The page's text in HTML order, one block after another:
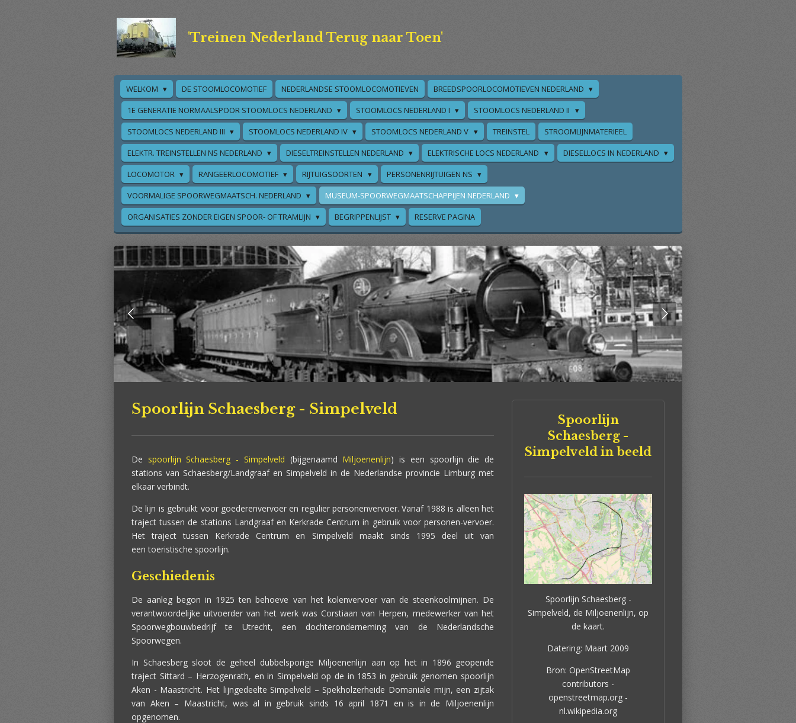
'Treinen Nederland Terug naar Toen'
WELKOM DE STOOMLOCOMOTIEF NEDERLANDSE STOOMLOCOMOTIEVEN
BREEDSPOORLOCOMOTIEVEN NEDERLAND
1E GENERATIE NORMAALSPOOR STOOMLOCS NEDERLAND
STOOMLOCS NEDERLAND I
STOOMLOCS NEDERLAND II
STOOMLOCS NEDERLAND III
STOOMLOCS NEDERLAND IV STOOMLOCS NEDERLAND V TREINSTEL
STROOMLIJNMATERIEEL
ELEKTR. TREINSTELLEN NS NEDERLAND
DIESELTREINSTELLEN NEDERLAND ELEKTRISCHE LOCS NEDERLAND
DIESELLOCS IN NEDERLAND
LOCOMOTOR
RANGEERLOCOMOTIEF RIJTUIGSOORTEN
PERSONENRIJTUIGEN NS
VOORMALIGE SPOORWEGMAATSCH. NEDERLAND
MUSEUM-SPOORWEGMAATSCHAPPIJEN NEDERLAND
ORGANISATIES ZONDER EIGEN SPOOR- OF TRAMLIJN
BEGRIPPENLIJST RESERVE PAGINA
Spoorlijn Schaesberg - Simpelveld
De spoorlijn Schaesberg - Simpelveld (bijgenaamd Miljoenenlijn) is een spoorlijn die de
stations van Schaesberg/Landgraaf en Simpelveld in de Nederlandse provincie Limburg met
elkaar verbindt.
De lijn is gebruikt voor goederenvervoer en regulier personenvervoer. Vanaf 1988 is alleen het
traject tussen de stations Landgraaf en Kerkrade Centrum in gebruik voor personen-vervoer.
Het traject tussen Kerkrade Centrum en Simpelveld maakt sinds 1995 deel uit van
een toeristische spoorlijn.
Geschiedenis
De aanleg begon in 1925 ten behoeve van het kolenvervoer van de steenkoolmijnen. De
verantwoordelijke uitvoerder van het werk was Corstiaan van Herpen, medewerker van het
Spoorwegbouwbedrijf te Utrecht, een dochteronderneming van de Nederlandsche
Spoorwegen.
In Schaesberg sloot de geheel dubbelsporige Miljoenenlijn aan op het in 1896 geopende
traject Sittard – Herzogenrath, en in Simpelveld op de in 1853 in gebruik genomen spoorlijn
Aken - Maastricht. Het lijngedeelte Simpelveld – Spekholzerheide Domaniale mijn, een zijtak
van Aken – Maastricht, was al in gebruik sinds 16 april 1871 en is in de Miljoenenlijn
opgenomen.
Spoorlijn
Schaesberg -
Simpelveld in beeld
Spoorlijn Schaesberg -
Simpelveld, de Miljoenenlijn, op
de kaart.
Datering: Maart 2009
Bron: OpenStreetMap
contributors -
openstreetmap.org -
nl.wikipedia.org